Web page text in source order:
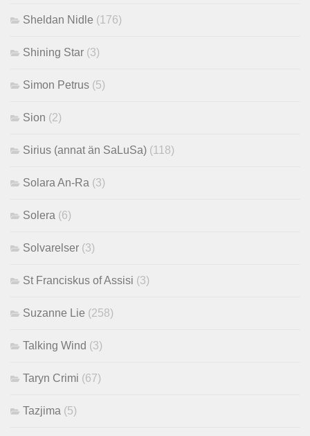
Sheldan Nidle (176)
Shining Star (3)
Simon Petrus (5)
Sion (2)
Sirius (annat än SaLuSa) (118)
Solara An-Ra (3)
Solera (6)
Solvarelser (3)
St Franciskus of Assisi (3)
Suzanne Lie (258)
Talking Wind (3)
Taryn Crimi (67)
Tazjima (5)